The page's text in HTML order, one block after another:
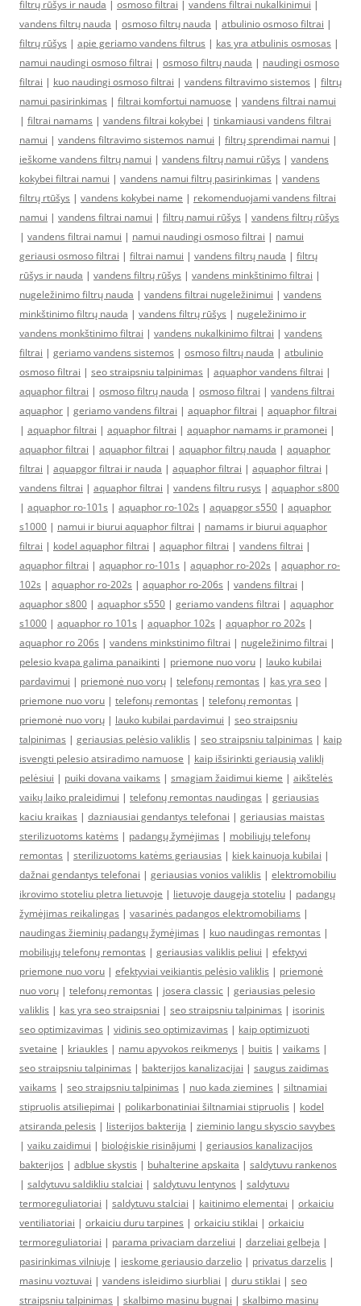
filtrų rūšys ir nauda | osmoso filtrai | vandens filtrai nukalkinimui |
vandens filtrų nauda | osmoso filtrų nauda | atbulinio osmoso filtrai |
filtrų rūšys | apie geriamo vandens filtrus | kas yra atbulinis osmosas |
namui naudingi osmoso filtrai | osmoso filtrų nauda | naudingi osmoso
filtrai | kuo naudingi osmoso filtrai | vandens filtravimo sistemos | filtrų
namui pasirinkimas | filtrai komfortui namuose | vandens filtrai namui
| filtrai namams | vandens filtrai kokybei | tinkamiausi vandens filtrai
namui | vandens filtravimo sistemos namui | filtrų sprendimai namui |
ieškome vandens filtrų namui | vandens filtrų namui rūšys | vandens
kokybei filtrai namui | vandens namui filtrų pasirinkimas | vandens
filtrų rtūšys | vandens kokybei name | rekomenduojami vandens filtrai
namui | vandens filtrai namui | filtrų namui rūšys | vandens filtrų rūšys
| vandens filtrai namui | namui naudingi osmoso filtrai | namui
geriausi osmoso filtrai | filtrai namui | vandens filtrų nauda | filtrų
rūšys ir nauda | vandens filtrų rūšys | vandens minkštinimo filtrai |
nugeležinimo filtrų nauda | vandens filtrai nugeležinimui | vandens
minkštinimo filtrų nauda | vandens filtrų rūšys | nugeležinimo ir
vandens monkštinimo filtrai | vandens nukalkinimo filtrai | vandens
filtrai | geriamo vandens sistemos | osmoso filtrų nauda | atbulinio
osmoso filtrai | seo straipsniu talpinimas | aquaphor vandens filtrai |
aquaphor filtrai | osmoso filtrų nauda | osmoso filtrai | vandens filtrai
aquaphor | geriamo vandens filtrai | aquaphor filtrai | aquaphor filtrai
| aquaphor filtrai | aquaphor filtrai | aquaphor namams ir pramonei |
aquaphor filtrai | aquaphor filtrai | aquaphor filtrų nauda | aquaphor
filtrai | aquapgor filtrai ir nauda | aquaphor filtrai | aquaphor filtrai |
vandens filtrai | aquaphor filtrai | vandens filtru rusys | aquaphor s800
| aquaphor ro-101s | aquaphor ro-102s | aquapgor s550 | aquaphor
s1000 | namui ir biurui aquaphor filtrai | namams ir biurui aquaphor
filtrai | kodel aquaphor filtrai | aquaphor filtrai | vandens filtrai |
aquaphor filtrai | aquaphor ro-101s | aquaphor ro-202s | aquaphor ro-
102s | aquaphor ro-202s | aquaphor ro-206s | vandens filtrai |
aquaphor s800 | aquaphor s550 | geriamo vandens filtrai | aquaphor
s1000 | aquaphor ro 101s | aquaphor 102s | aquaphor ro 202s |
aquaphor ro 206s | vandens minkstinimo filtrai | nugeležinimo filtrai |
pelesio kvapa galima panaikinti | priemone nuo voru | lauko kubilai
pardavimui | priemonė nuo vorų | telefonų remontas | kas yra seo |
priemone nuo voru | telefonų remontas | telefonų remontas |
priemonė nuo vorų | lauko kubilai pardavimui | seo straipsniu
talpinimas | geriausias pelėsio valiklis | seo straipsniu talpinimas | kaip
isvengti pelesio atsiradimo namuose | kaip išsirinkti geriausią valiklį
pelėsiui | puiki dovana vaikams | smagiam žaidimui kieme | aikštelės
vaikų laiko praleidimui | telefonų remontas naudingas | geriausias
kaciu kraikas | dazniausiai gendantys telefonai | geriausias maistas
sterilizuotoms katėms | padangų žymėjimas | mobiliųjų telefonų
remontas | sterilizuotoms katėms geriausias | kiek kainuoja kubilai |
dažnai gendantys telefonai | geriausias vonios valiklis | elektromobiliu
ikrovimo stoteliu pletra lietuvoje | lietuvoje daugeja stoteliu | padangų
žymėjimas reikalingas | vasarinės padangos elektromobiliams |
naudingas žieminių padangų žymėjimas | kuo naudingas remontas |
mobiliųjų telefonų remontas | geriausias valiklis peliui | efektyvi
priemone nuo voru | efektyviai veikiantis pelėsio valiklis | priemonė
nuo vorų | telefonų remontas | josera classic | geriausias pelesio
valiklis | kas yra seo straipsniai | seo straipsniu talpinimas | isorinis
seo optimizavimas | vidinis seo optimizavimas | kaip optimizuoti
svetaine | kriaukles | namu apyvokos reikmenys | buitis | vaikams |
seo straipsniu talpinimas | bakterijos kanalizacijai | saugus zaidimas
vaikams | seo straipsniu talpinimas | nuo kada ziemines | siltnamiai
stipruolis atsiliepimai | polikarbonatiniai šiltnamiai stipruolis | kodel
atsiranda pelesis | listerijos bakterija | zieminio langu skyscio savybes
| vaiku zaidimui | bioloģiskie risinājumi | geriausios kanalizacijos
bakterijos | adblue skystis | buhalterine apskaita | saldytuvu rankenos
| saldytuvu saldikliu stalciai | saldytuvu lentynos | saldytuvu
termoreguliatoriai | saldytuvu stalciai | kaitinimo elementai | orkaiciu
ventiliatoriai | orkaiciu duru tarpines | orkaiciu stiklai | orkaiciu
termoreguliatoriai | parama privaciam darzeliui | darzeliai gelbeja |
pasirinkimas vilniuje | ieskome geriausio darzelio | privatus darzelis |
masinu voztuvai | vandens isleidimo siurbliai | duru stiklai | seo
straipsniu talpinimas | skalbimo masinu bugnai | skalbimo masinu